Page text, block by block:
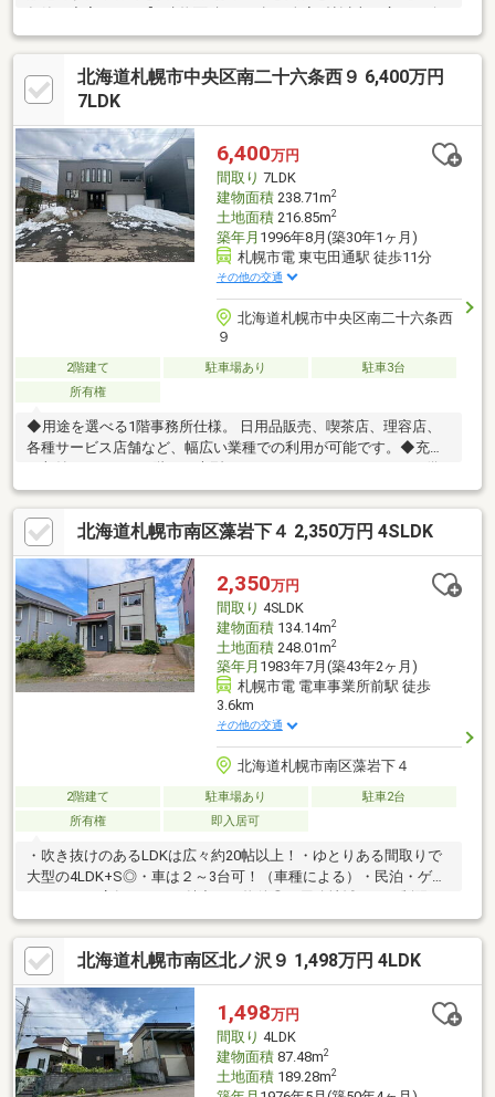
保。全室2面採光で通風・陽当たりも良好な心地よい住空間。【家
事を支える最新設備】 IHクッキングヒーターや食洗機、浴室乾燥
機など、家事効率を高める設備が充実。【買い物・利便施設が充
実】 コンビニ徒歩7分、北海市場徒歩9分と周辺環境が充実。生活
「東屯田通」駅徒歩10分。閑静な住宅街に位置しており、穏やか
な新生活をスタートできます。
北海道札幌市中央区南二十六条西９ 6,400万円
7LDK
6,400万円
間取り 7LDK
建物面積238.71m2
土地面積216.85m2
築年月 1996年8月(築30年1ヶ月)
札幌市電 東屯田通駅 徒歩11分
その他の交通
北海道札幌市中央区南二十六条西
９
2階建て 駐車場あり
駐車3台
所有権
◆用途を選べる1階事務所仕様。 日用品販売、喫茶店、理容店、
各種サービス店舗など、幅広い業種での利用が可能です。◆充実
の収納スペース。 2階には大型のウォークインクローゼットを備
えており、衣類や季節物の荷物もすっきりと片付き、居住空間を
有効に活用できます。◆市電駅まで徒歩11分の好立地。 札幌中心
部へのアクセスが良好な山鼻エリア。石山通も徒歩圏内で、複数
の交通手段が利用可能な利便性の高い場所です。◆敷地内 駐車3
台可能。 中央区の住宅街において、3台分の駐車スペース（車種
による）を確保。来客のある事務所利用や複数台所有の世帯に高
い利便性を提供します。
北海道札幌市南区藻岩下４ 2,350万円 4SLDK
2,350万円
間取り 4SLDK
建物面積134.14m2
土地面積248.01m2
築年月 1983年7月(築43年2ヶ月)
札幌市電 電車事業所前駅 徒歩
3.6km
その他の交通
北海道札幌市南区藻岩下４
2階建て 駐車場あり
駐車2台
所有権
即入居可
・吹き抜けのあるLDKは広々約20帖以上！・ゆとりある間取りで
大型の4LDK+S◎・車は２～3台可！（車種による）・民泊・ゲス
り）・スキー場まで徒歩２分・３階からの開放的な眺望は是非一
度、現地でご覧ください♪※増築未登記部分（３階）があります
北海道札幌市南区北ノ沢９ 1,498万円 4LDK
1,498万円
間取り 4LDK
建物面積87.48m2
土地面積189.28m2